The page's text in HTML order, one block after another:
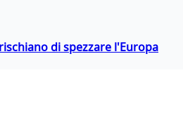
di spezzare l'Europa